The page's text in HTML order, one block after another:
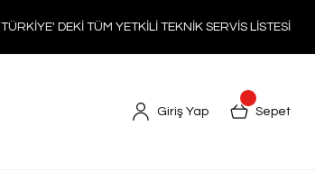
TÜRKİYE' DEKİ TÜM YETKİLİ TEKNİK SERVİS LİSTESİ
Giriş Yap Sepet